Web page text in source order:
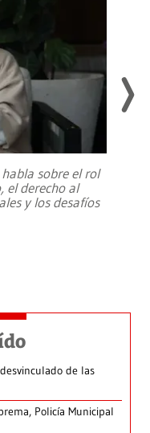
sobre el rol
el derecho al
y los desafíos
de las
Policía Municipal